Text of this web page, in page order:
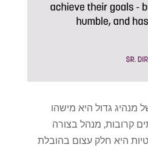
מנהיג גדול היא מישהו
קרובות, מנהל בצורה
היא חלק עצום בהובלת